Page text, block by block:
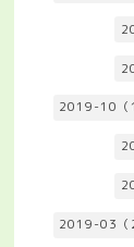
2019-10（
2019-03（